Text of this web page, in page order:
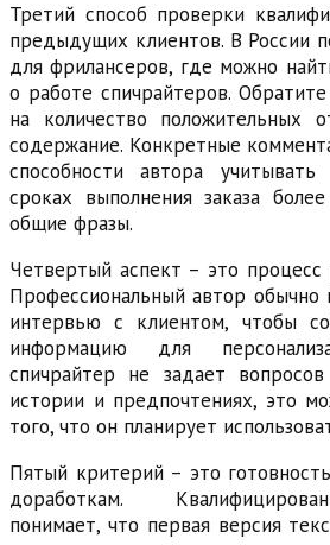
Третий способ проверки
предыдущих клиентов. В России
для фрилансеров, где можно
о работе спичрайтеров.
на количество положительных
содержание. Конкретные
способности автора учитывать
сроках выполнения заказа
общие фразы.
Четвертый аспект – это процесс
Профессиональный автор
интервью с клиентом, чтобы
информацию для
спичрайтер не задает
истории и предпочтениях, это
того, что он планирует
Пятый критерий – это
доработкам.
понимает, что первая версия